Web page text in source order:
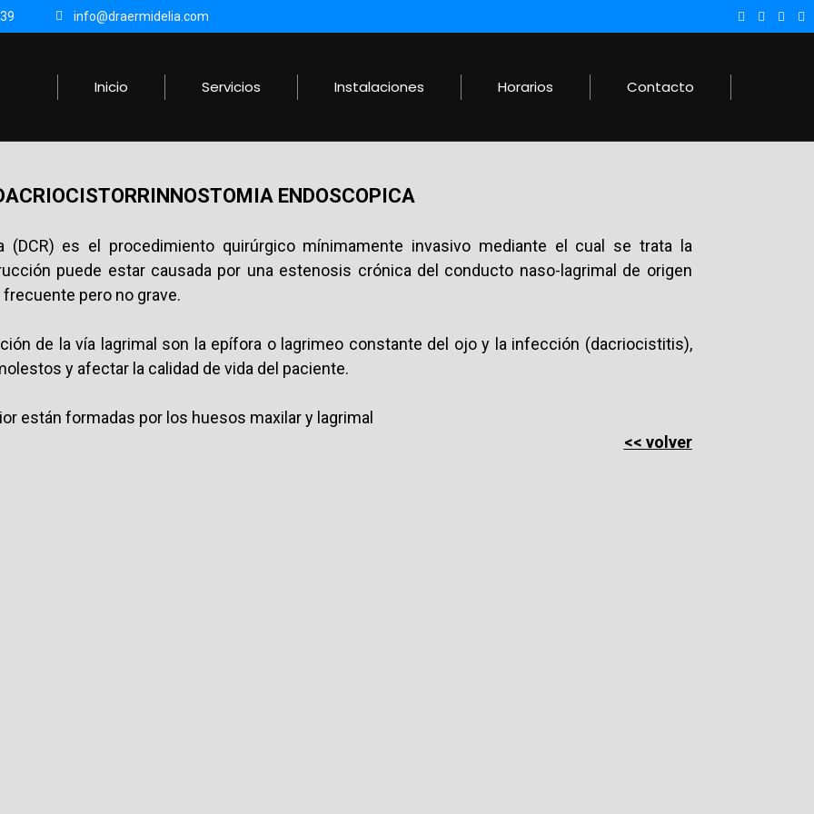
info@draermidelia.com
Inicio Servicios Instalaciones Horarios Contacto
ENDOSCOPICA
(DCR) es el procedimiento quirúrgico mínimamente invasivo mediante el cual se trata la
puede estar causada por una estenosis crónica del conducto naso-lagrimal de origen
pero no grave.
de la vía lagrimal son la epífora o lagrimeo constante del ojo y la infección (dacriocistitis),
y afectar la calidad de vida del paciente.
están formadas por los huesos maxilar y lagrimal
<< volver